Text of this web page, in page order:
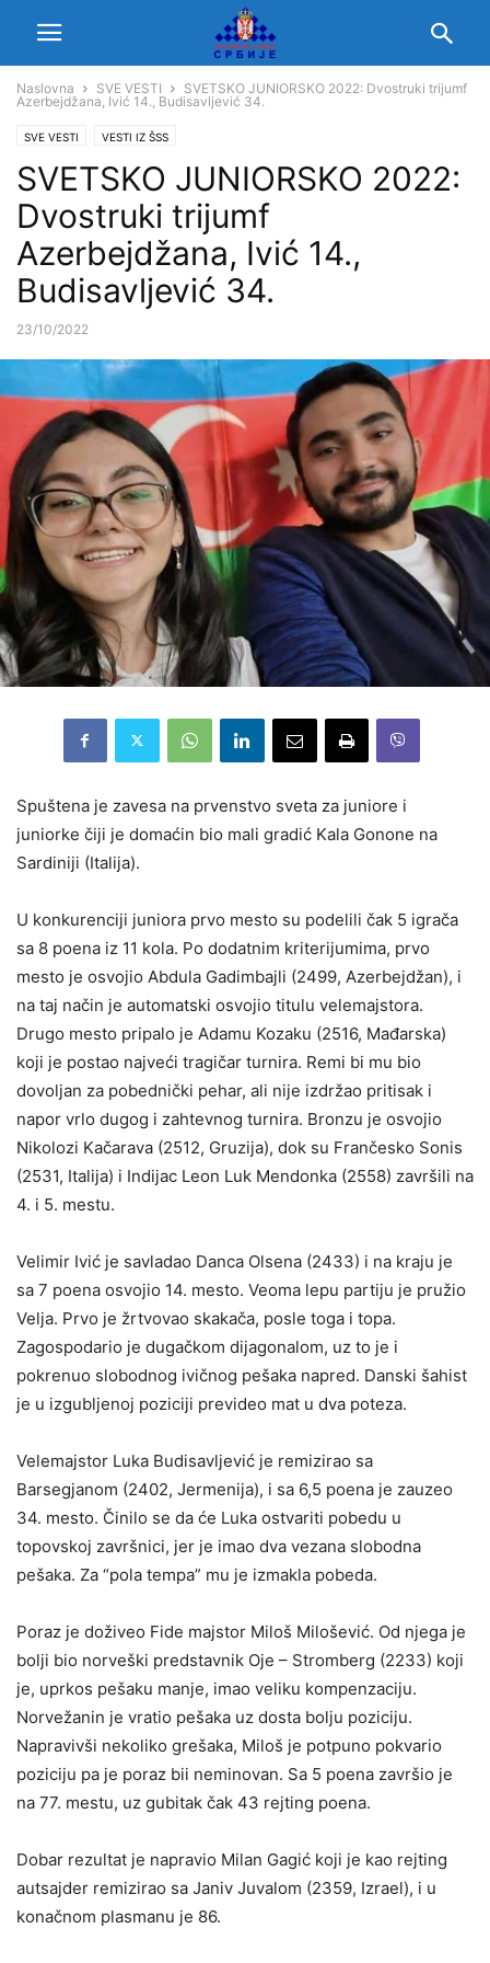
Naslovna SVE VESTI
SVETSKO JUNIORSKO 2022: Dvostruki trijumf
Azerbejdžana, Ivić 14., Budisavljević 34.
SVE VESTI VESTI IZ ŠSS
SVETSKO JUNIORSKO 2022:
Dvostruki trijumf
Azerbejdžana, Ivić 14.,
Budisavljević 34.
23/10/2022
Spuštena je zavesa na prvenstvo sveta za juniore i
juniorke čiji je domaćin bio mali gradić Kala Gonone na
Sardiniji (Italija).
U konkurenciji juniora prvo mesto su podelili čak 5 igrača
sa 8 poena iz 11 kola. Po dodatnim kriterijumima, prvo
mesto je osvojio Abdula Gadimbajli (2499, Azerbejdžan), i
na taj način je automatski osvojio titulu velemajstora.
Drugo mesto pripalo je Adamu Kozaku (2516, Mađarska)
koji je postao najveći tragičar turnira. Remi bi mu bio
dovoljan za pobednički pehar, ali nije izdržao pritisak i
napor vrlo dugog i zahtevnog turnira. Bronzu je osvojio
Nikolozi Kačarava (2512, Gruzija), dok su Frančesko Sonis
(2531, Italija) i Indijac Leon Luk Mendonka (2558) završili na
4. i 5. mestu.
Velimir Ivić je savladao Danca Olsena (2433) i na kraju je
sa 7 poena osvojio 14. mesto. Veoma lepu partiju je pružio
Velja. Prvo je žrtvovao skakača, posle toga i topa.
Zagospodario je dugačkom dijagonalom, uz to je i
pokrenuo slobodnog ivičnog pešaka napred. Danski šahist
je u izgubljenoj poziciji prevideo mat u dva poteza.
Velemajstor Luka Budisavljević je remizirao sa
Barsegjanom (2402, Jermenija), i sa 6,5 poena je zauzeo
34. mesto. Činilo se da će Luka ostvariti pobedu u
topovskoj završnici, jer je imao dva vezana slobodna
pešaka. Za “pola tempa” mu je izmakla pobeda.
Poraz je doživeo Fide majstor Miloš Milošević. Od njega je
bolji bio norveški predstavnik Oje – Stromberg (2233) koji
je, uprkos pešaku manje, imao veliku kompenzaciju.
Norvežanin je vratio pešaka uz dosta bolju poziciju.
Napravivši nekoliko grešaka, Miloš je potpuno pokvario
poziciju pa je poraz bii neminovan. Sa 5 poena završio je
na 77. mestu, uz gubitak čak 43 rejting poena.
Dobar rezultat je napravio Milan Gagić koji je kao rejting
autsajder remizirao sa Janiv Juvalom (2359, Izrael), i u
konačnom plasmanu je 86.